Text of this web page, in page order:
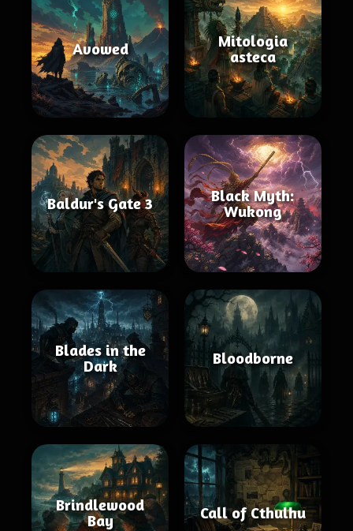
Avowed
Mitologia
asteca
Baldur's Gate 3
Black Myth:
Wukong
Blades in the
Dark
Bloodborne
Brindlewood
Bay
Call of Cthulhu